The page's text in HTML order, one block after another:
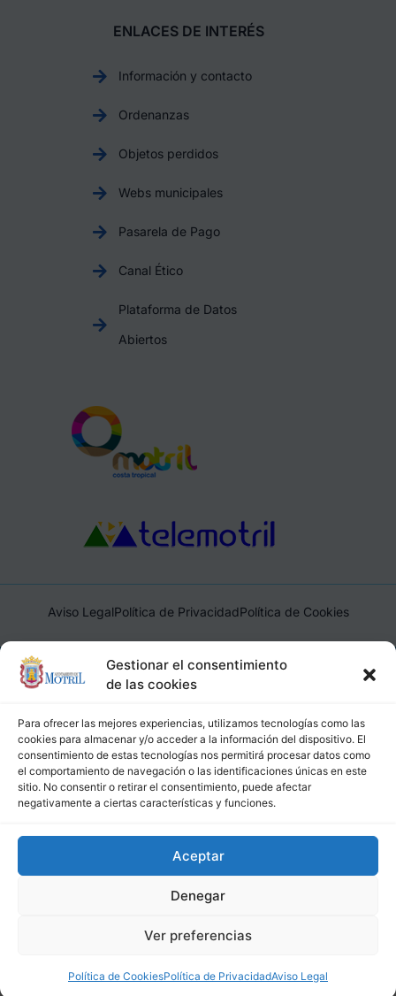
Gestionar el consentimiento
de las cookies
Para ofrecer las mejores experiencias, utilizamos tecnologías como las
cookies para almacenar y/o acceder a la información del dispositivo. El
consentimiento de estas tecnologías nos permitirá procesar datos como
el comportamiento de navegación o las identificaciones únicas en este
sitio. No consentir o retirar el consentimiento, puede afectar
negativamente a ciertas características y funciones.
Aceptar
Denegar
Ver preferencias
Política de CookiesPolítica de PrivacidadAviso Legal
ENLACES DE INTERÉS
Información y contacto
Ordenanzas
Objetos perdidos
Webs municipales
Pasarela de Pago
Canal Ético
Plataforma de Datos
Abiertos
Aviso LegalPolítica de PrivacidadPolítica de Cookies
Ayuntamiento de Motril, Plaza de España, 1, 18600, Motril,
(Granada), CIF: P1814200J, DIR3: L01181400